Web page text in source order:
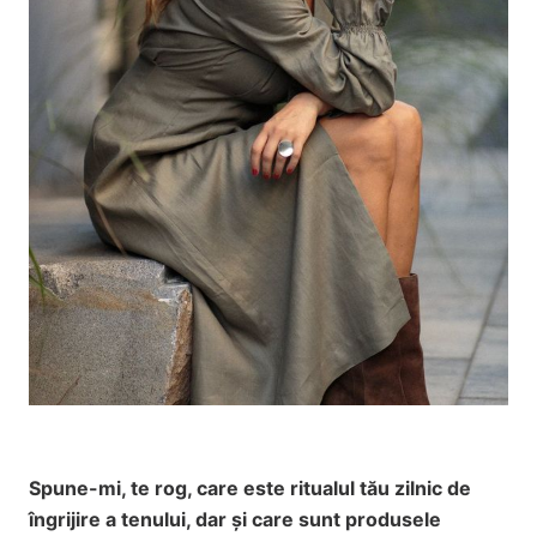
Spune-mi, te rog, care este ritualul tău zilnic de
îngrijire a tenului, dar și care sunt produsele